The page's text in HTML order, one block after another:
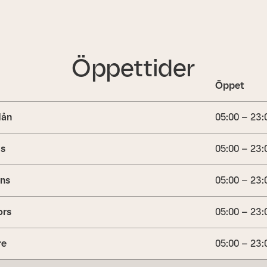
Öppettider
Öppet
05:00 –
05:00 –
05:00 –
05:00 –
05:00 –